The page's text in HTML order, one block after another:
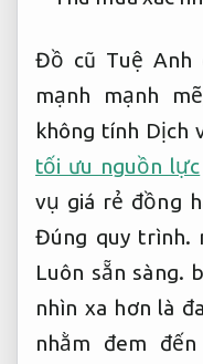
Đồ cũ Tuệ Anh
mạnh mạnh
không tính Dịch
tối ưu nguồn lực
vụ giá rẻ đồng
Đúng quy trình.
Luôn sẵn sàng.
nhìn xa hơn là
nhằm đem